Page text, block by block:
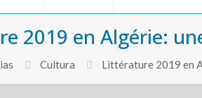
2019 en Algérie:
Cultura Littérature 2019 en